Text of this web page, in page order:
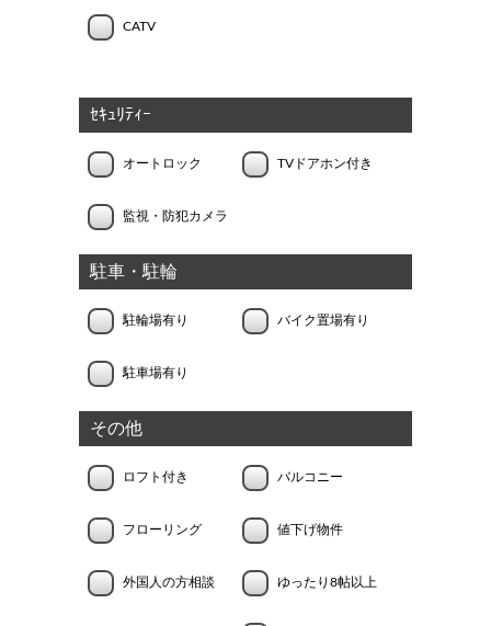
CATV
ｾｷｭﾘﾃｨｰ
オートロック TVドアホン付き
監視・防犯カメラ
駐車・駐輪
駐輪場有り バイク置場有り
駐車場有り
その他
ロフト付き バルコニー
フローリング 値下げ物件
外国人の方相談 ゆったり8帖以上